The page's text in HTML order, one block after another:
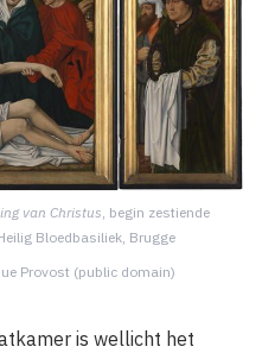
van Christus, begin zestiende
Bloedbasiliek, Brugge
Provost (public domain)
is wellicht het